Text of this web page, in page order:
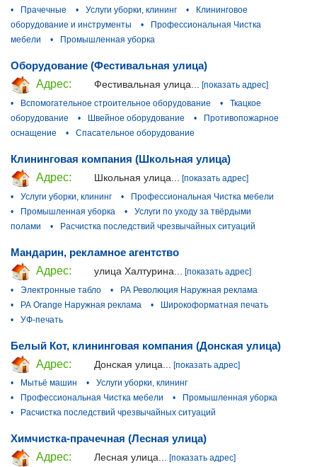
•
Прачечные • Услуги уборки, клининг •
Клининговое
оборудование и инструменты
•
Профессиональная Чистка
мебели
• Промышленная уборка
Оборудование (Фестивальная улица)
Адрес:
Фестивальная улица... [показать адрес]
•
Вспомогательное строительное оборудование •
Ткацкое
оборудование
• Швейное оборудование •
Противопожарное
оснащение
• Спасательное оборудование
Клининговая компания (Школьная улица)
Адрес:
Школьная улица...
[показать адрес]
•
Услуги уборки, клининг •
Профессиональная Чистка мебели
•
Промышленная уборка •
Услуги по уходу за твёрдыми
полами
• Расчистка последствий чрезвычайных ситуаций
Мандарин, рекламное агентство
Адрес:
улица Халтурина...
[показать адрес]
•
Электронные табло •
РА Революция Наружная реклама
•
РА Orange Наружная реклама •
Широкоформатная печать
•
УФ-печать
Белый Кот, клининговая компания (Донская улица)
Адрес:
Донская улица...
[показать адрес]
•
Мытьё машин •
Услуги уборки, клининг
•
Профессиональная Чистка мебели •
Промышленная уборка
•
Расчистка последствий чрезвычайных ситуаций
Химчистка-прачечная (Лесная улица)
Адрес:
Лесная улица... [показать адрес]